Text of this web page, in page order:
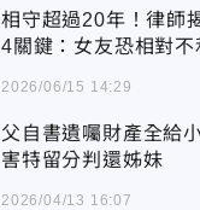
相守超過20年！律師
4關鍵：女友恐相對不
2026/06/15 14:29
父自書遺囑財產全給
害特留分判還姊妹
2026/04/13 16:07